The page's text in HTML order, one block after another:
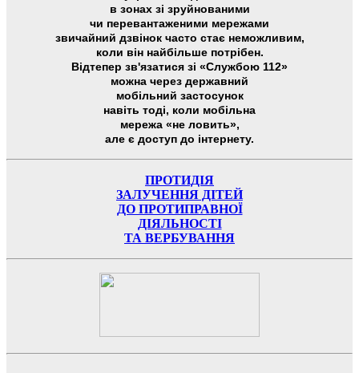
в зонах зі зруйнованими
чи перевантаженими мережами
звичайний дзвінок часто стає неможливим,
коли він найбільше потрібен.
Відтепер зв'язатися зі «Службою 112»
можна через державний
мобільний застосунок
навіть тоді, коли мобільна
мережа «не ловить»,
але є доступ до інтернету.
ПРОТИДІЯ
ЗАЛУЧЕННЯ ДІТЕЙ
ДО ПРОТИПРАВНОЇ
ДІЯЛЬНОСТІ
ТА ВЕРБУВАННЯ